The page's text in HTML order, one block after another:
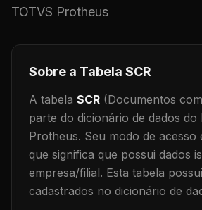
TOTVS Protheus
Sobre a Tabela SCR
A tabela SCR (Documentos
parte do dicionário de dados do
Protheus. Seu modo de acesso
que significa que possui dados
empresa/filial. Esta tabela possui
cadastrados no dicionário de